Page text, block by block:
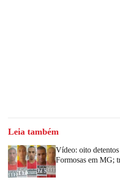
Leia também
Vídeo: oito
Formosas em MG;